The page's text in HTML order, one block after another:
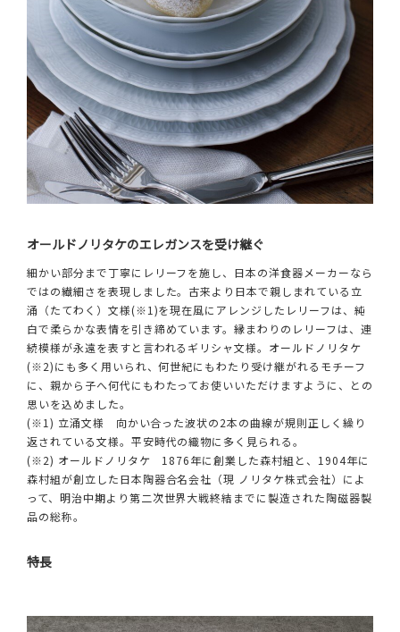
オールドノリタケのエレガンスを受け継ぐ
細かい部分まで丁寧にレリーフを施し、日本の洋食器メーカーなら
ではの繊細さを表現しました。古来より日本で親しまれている立
涌（たてわく）文様(※1)を現在風にアレンジしたレリーフは、純
白で柔らかな表情を引き締めています。縁まわりのレリーフは、連
続模様が永遠を表すと言われるギリシャ文様。オールドノリタケ
(※2)にも多く用いられ、何世紀にもわたり受け継がれるモチーフ
に、親から子へ何代にもわたってお使いいただけますように、との
思いを込めました。
(※1) 立涌文様 向かい合った波状の2本の曲線が規則正しく繰り
返されている文様。平安時代の織物に多く見られる。
(※2) オールドノリタケ 1876年に創業した森村組と、1904年に
森村組が創立した日本陶器合名会社（現 ノリタケ株式会社）によ
って、明治中期より第二次世界大戦終結までに製造された陶磁器製
品の総称。
特長